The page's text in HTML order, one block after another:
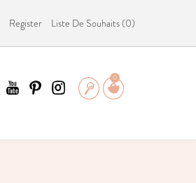
Register Liste De Souhaits (0)
0